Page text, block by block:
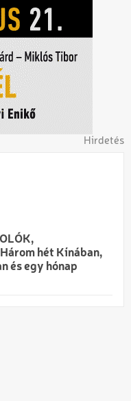
Hirdetés
hét Kínában,
és egy hónap